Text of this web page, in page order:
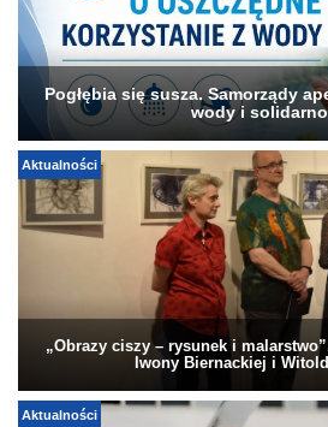
Pogłębia się susza. Samorządy
wody i
Aktualności
„Obrazy ciszy – rysunek i
Iwony Biernackiej i
Aktualności